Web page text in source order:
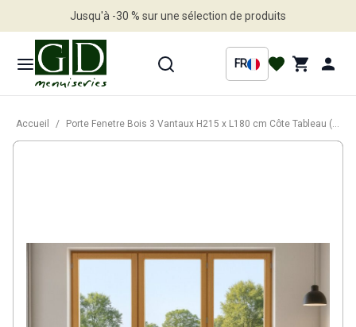
Jusqu'à -30 % sur une sélection de produits
FR
Accueil / Porte Fenetre Bois 3 Vantaux H215 x L180 cm Côte Tableau (Poignée, Barillet ref 01245F924)